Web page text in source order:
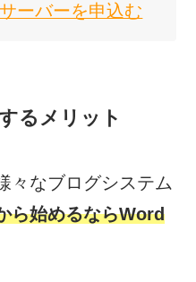
ーバーを申込む
るメリット
々なブログシステム
ら始めるならWord